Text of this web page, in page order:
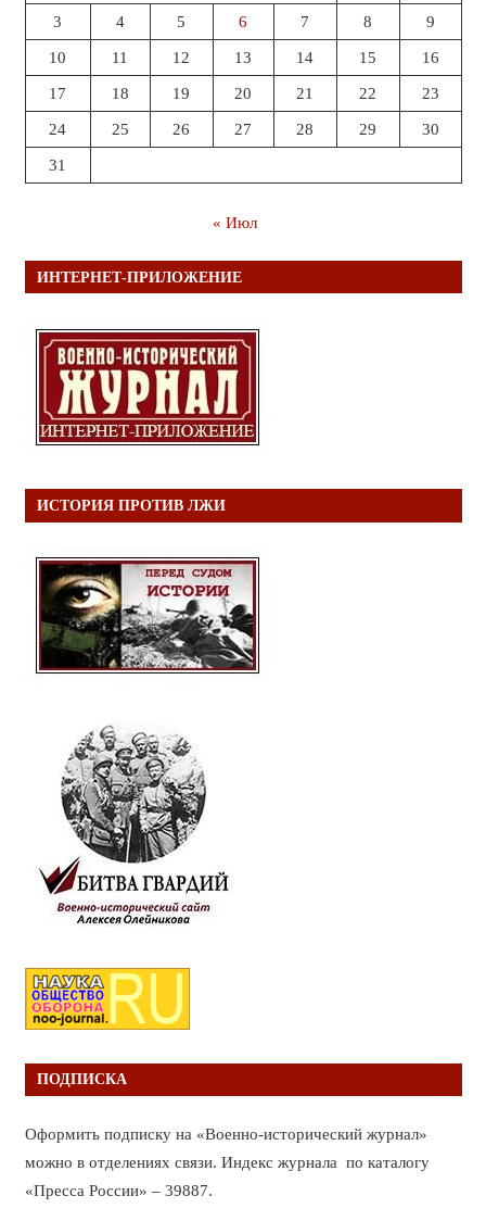
3 4 5 6 7 8 9
10 11 12 13 14 15 16
17 18 19 20 21 22 23
24 25 26 27 28 29 30
31
« Июл
ИНТЕРНЕТ-ПРИЛОЖЕНИЕ
ИСТОРИЯ ПРОТИВ ЛЖИ
ПОДПИСКА
Оформить подписку на «Военно-исторический журнал»
можно в отделениях связи. Индекс журнала по каталогу
«Пресса России» – 39887.